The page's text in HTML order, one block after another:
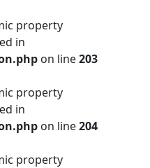
property
in
on line203
property
in
on line204
property